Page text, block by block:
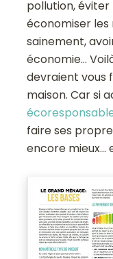
pollution,
économiser les
sainement,
économie…
devraient vous
maison. Car si
faire ses
encore mieux…